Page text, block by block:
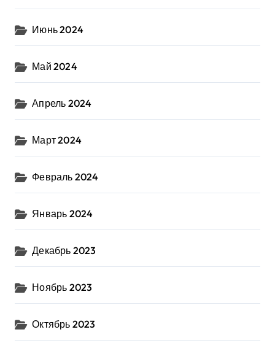
Июнь 2024
Май 2024
Апрель 2024
Март 2024
Февраль 2024
Январь 2024
Декабрь 2023
Ноябрь 2023
Октябрь 2023